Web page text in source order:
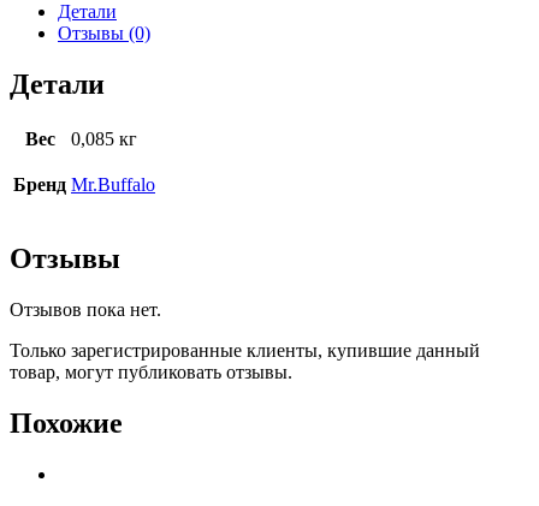
Детали
Отзывы (0)
Детали
Вес 0,085 кг
Бренд Mr.Buffalo
Отзывы
Отзывов пока нет.
Только зарегистрированные клиенты, купившие данный
товар, могут публиковать отзывы.
Похожие